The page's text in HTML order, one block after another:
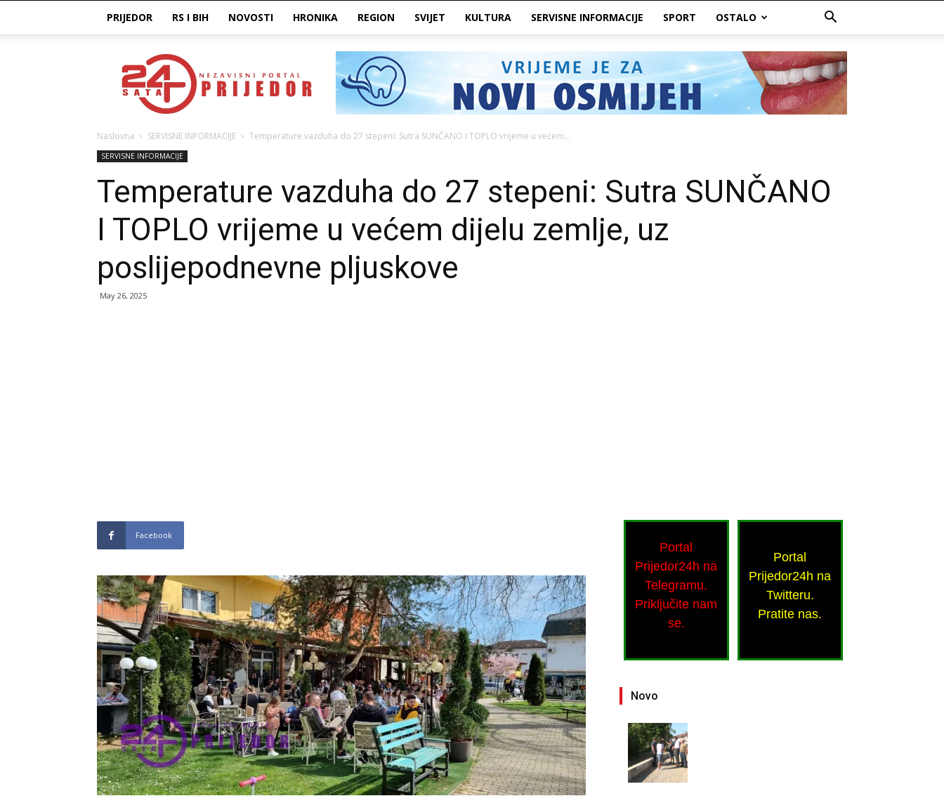
PRIJEDOR RS I BIH NOVOSTI HRONIKA REGION SVIJET KULTURA SERVISNE INFORMACIJE SPORT OSTALO
Prijedor24H
Naslovna SERVISNE INFORMACIJE Temperature vazduha do 27 stepeni: Sutra SUNČANO I TOPLO vrijeme u većem...
SERVISNE INFORMACIJE
Temperature vazduha do 27 stepeni: Sutra SUNČANO
I TOPLO vrijeme u većem dijelu zemlje, uz
poslijepodnevne pljuskove
May 26, 2025
Facebook
Portal
Prijedor24h na
Telegramu.
Priključite nam
se.
Portal
Prijedor24h na
Twitteru.
Pratite nas.
Novo